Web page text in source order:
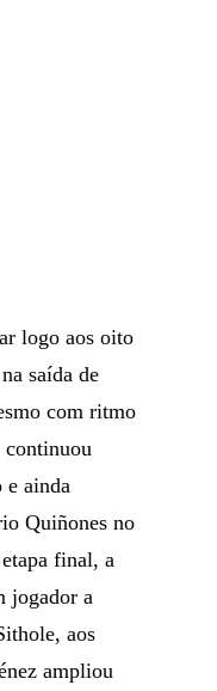
logo aos oito
saída de
com ritmo
continuou
e ainda
Quiñones no
final, a
jogador a
aos
ampliou